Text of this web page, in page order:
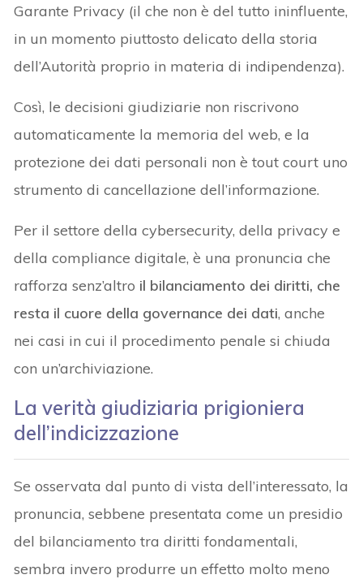
Garante Privacy (il che non è del tutto ininfluente,
in un momento piuttosto delicato della storia
dell’Autorità proprio in materia di indipendenza).
Così, le decisioni giudiziarie non riscrivono
automaticamente la memoria del web, e la
protezione dei dati personali non è tout court uno
strumento di cancellazione dell’informazione.
Per il settore della cybersecurity, della privacy e
della compliance digitale, è una pronuncia che
rafforza senz’altro il bilanciamento dei diritti, che
resta il cuore della governance dei dati, anche
nei casi in cui il procedimento penale si chiuda
con un’archiviazione.
La verità giudiziaria prigioniera
dell’indicizzazione
Se osservata dal punto di vista dell’interessato, la
pronuncia, sebbene presentata come un presidio
del bilanciamento tra diritti fondamentali,
sembra invero produrre un effetto molto meno